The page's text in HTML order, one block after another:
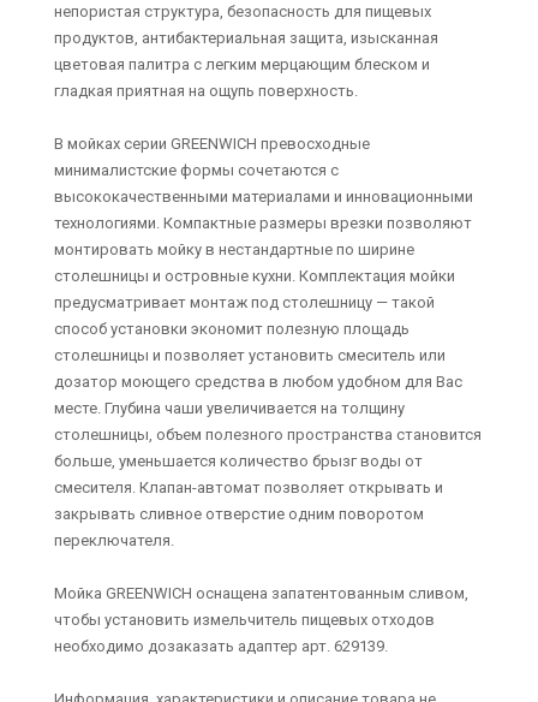
непористая структура, безопасность для пищевых
продуктов, антибактериальная защита, изысканная
цветовая палитра с легким мерцающим блеском и
гладкая приятная на ощупь поверхность.
В мойках серии GREENWICH превосходные
минималистские формы сочетаются с
высококачественными материалами и инновационными
технологиями. Компактные размеры врезки позволяют
монтировать мойку в нестандартные по ширине
столешницы и островные кухни. Комплектация мойки
предусматривает монтаж под столешницу — такой
способ установки экономит полезную площадь
столешницы и позволяет установить смеситель или
дозатор моющего средства в любом удобном для Вас
месте. Глубина чаши увеличивается на толщину
столешницы, объем полезного пространства становится
больше, уменьшается количество брызг воды от
смесителя. Клапан-автомат позволяет открывать и
закрывать сливное отверстие одним поворотом
переключателя.
Мойка GREENWICH оснащена запатентованным сливом,
чтобы установить измельчитель пищевых отходов
необходимо дозаказать адаптер арт. 629139.